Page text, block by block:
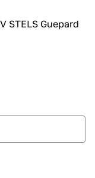
STELS Guepard